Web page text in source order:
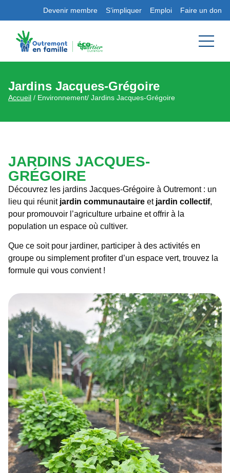
Devenir membre S’impliquer Emploi Faire un don
Jardins Jacques-Grégoire
Accueil / Environnement/ Jardins Jacques-Grégoire
JARDINS JACQUES-
GRÉGOIRE
Découvrez les jardins Jacques-Grégoire à Outremont : un
lieu qui réunit jardin communautaire et jardin collectif,
pour promouvoir l’agriculture urbaine et offrir à la
population un espace où cultiver.
Que ce soit pour jardiner, participer à des activités en
groupe ou simplement profiter d’un espace vert, trouvez la
formule qui vous convient !